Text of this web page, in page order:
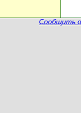
Сообщить о